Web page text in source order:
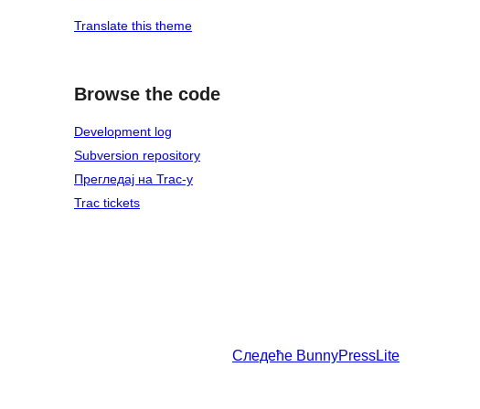
Translate this theme
Browse the code
Development log
Subversion repository
Прегледај на Trac-у
Trac tickets
Следеће BunnyPressLite